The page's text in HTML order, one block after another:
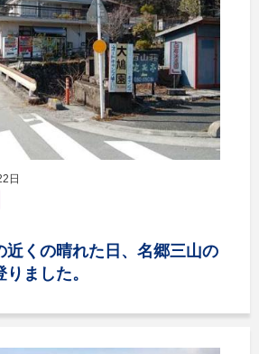
日
近くの晴れた日、名郷三山の
ました。